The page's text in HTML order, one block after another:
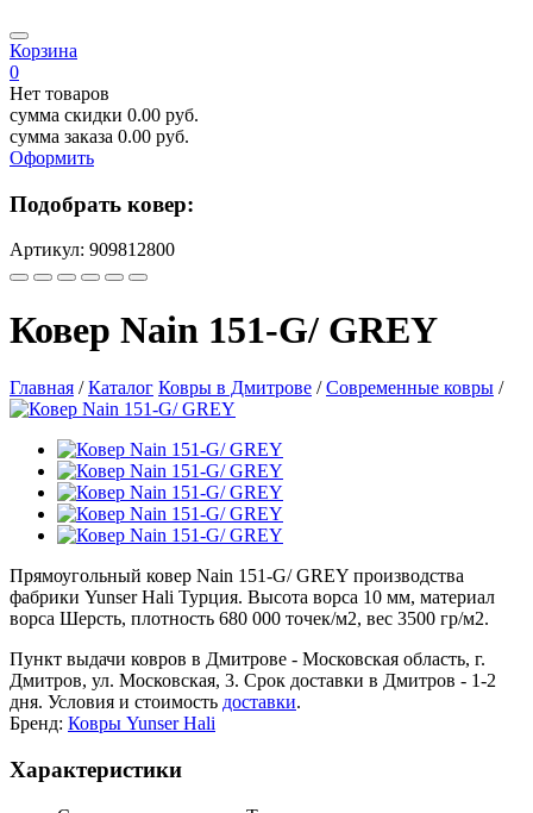
Корзина
0
Нет товаров
сумма скидки 0.00 руб.
сумма заказа 0.00 руб.
Оформить
Подобрать ковер:
Артикул: 909812800
Ковер Nain 151-G/ GREY
Главная / Каталог Ковры в Дмитрове / Современные ковры /
Прямоугольный ковер Nain 151-G/ GREY производства
фабрики Yunser Hali Турция. Высота ворса 10 мм, материал
ворса Шерсть, плотность 680 000 точек/м2, вес 3500 гр/м2.
Пункт выдачи ковров в Дмитрове - Московская область, г.
Дмитров, ул. Московская, 3. Срок доставки в Дмитров - 1-2
дня. Условия и стоимость доставки.
Бренд: Ковры Yunser Hali
Характеристики